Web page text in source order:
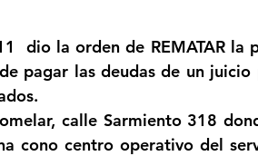
título
dio la orden de REMATAR la
pagar las deudas de un juicio
calle Sarmiento 318
cono centro operativo del